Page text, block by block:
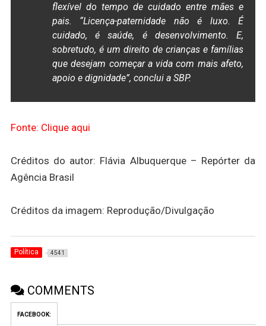
flexível do tempo de cuidado entre mães e
pais. “Licença-paternidade não é luxo. É
cuidado, é saúde, é desenvolvimento. E,
sobretudo, é um direito de crianças e famílias
que desejam começar a vida com mais afeto,
apoio e dignidade”, conclui a SBP.
Fonte: Clique aqui
Créditos do autor: Flávia Albuquerque – Repórter da
Agência Brasil
Créditos da imagem: Reprodução/Divulgação
Política 4541
COMMENTS
FACEBOOK: